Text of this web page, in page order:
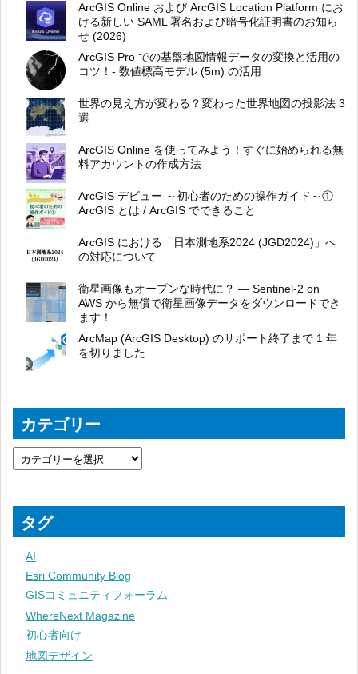
ArcGIS Online および ArcGIS Location Platform にお
ける新しい SAML 署名および暗号化証明書のお知ら
せ (2026)
ArcGIS Pro での基盤地図情報データの変換と活用の
コツ！- 数値標高モデル (5m) の活用
世界の見え方が変わる？変わった世界地図の投影法 3
選
ArcGIS Online を使ってみよう！すぐに始められる無
料アカウントの作成方法
ArcGIS デビュー ～初心者のための操作ガイド～①
ArcGIS とは / ArcGIS でできること
ArcGIS における「日本測地系2024 (JGD2024)」へ
の対応について
衛星画像もオープンな時代に？ ― Sentinel-2 on
AWS から無償で衛星画像データをダウンロードでき
ます！
ArcMap (ArcGIS Desktop) のサポート終了まで 1 年
を切りました
カテゴリー
タグ
AI
Esri Community Blog
GISコミュニティフォーラム
WhereNext Magazine
初心者向け
地図デザイン